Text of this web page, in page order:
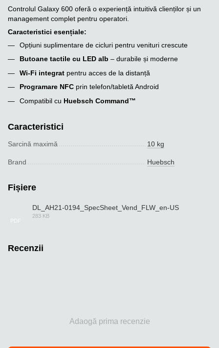
Controlul Galaxy 600 oferă o experiență intuitivă clienților și un
management complet pentru operatori.
Caracteristici esențiale:
Opțiuni suplimentare de cicluri pentru venituri crescute
Butoane tactile cu LED alb – durabile și moderne
Wi-Fi integrat pentru acces de la distanță
Programare NFC prin telefon/tabletă Android
Compatibil cu Huebsch Command™
Caracteristici
Sarcină maximă 10 kg
Brand Huebsch
Fișiere
PDF
DL_AH21-0194_SpecSheet_Vend_FLW_en-US
283 KB
Recenzii
Adaogă prima recenzie